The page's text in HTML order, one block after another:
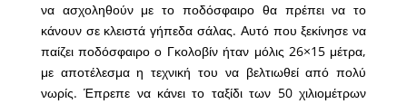
να ασχοληθούν με το ποδόσφαιρο θα πρέπει να το
κάνουν σε κλειστά γήπεδα σάλας. Αυτό που ξεκίνησε να
παίζει ποδόσφαιρο ο Γκολοβίν ήταν μόλις 26×15 μέτρα,
με αποτέλεσμα η τεχνική του να βελτιωθεί από πολύ
νωρίς. Έπρεπε να κάνει το ταξίδι των 50 χιλιομέτρων